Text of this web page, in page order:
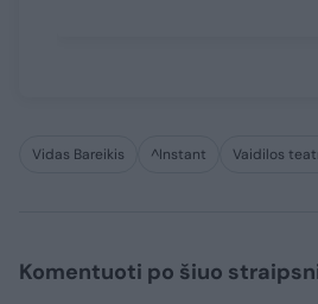
Vidas Bareikis ^Instant Vaidilos
Komentuoti po šiuo